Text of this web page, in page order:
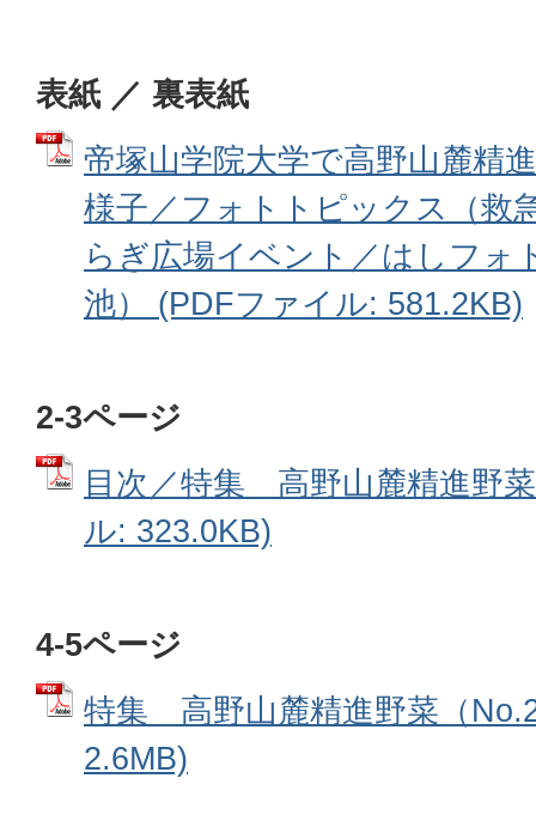
表紙 ／ 裏表紙
帝塚山学院大学で高野山麓精
様子／フォトトピックス（救
らぎ広場イベント／はしフ
池） (PDFファイル: 581.2KB)
2-3ページ
目次／特集 高野山麓精進野
ル: 323.0KB)
4-5ページ
特集 高野山麓精進野菜（
2.6MB)